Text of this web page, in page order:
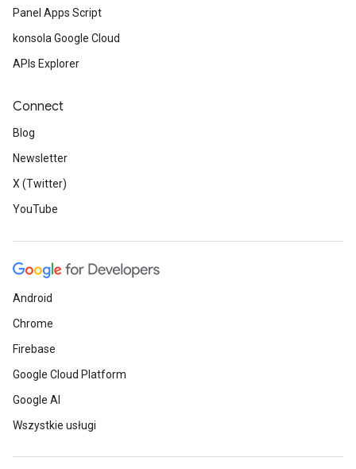
Panel Apps Script
konsola Google Cloud
APIs Explorer
Connect
Blog
Newsletter
X (Twitter)
YouTube
Android
Chrome
Firebase
Google Cloud Platform
Google AI
Wszystkie usługi